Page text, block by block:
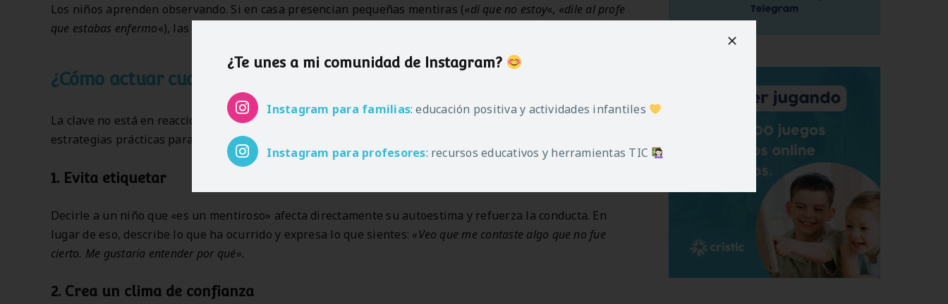
Los niños aprenden observando. Si en casa presencian pequeñas mentiras («di que no estoy«, «dile al profe
que estabas enfermo«), las normalizan como una estrategia social más.
¿Cómo actuar cuando un niño miente?
La clave no está en reaccionar con dureza, sino en responder con conciencia y conexión
estrategias prácticas para acompañarlos:
1. Evita etiquetar
Decirle a un niño que «es un mentiroso» afecta directamente su autoestima y refuerza la conducta. En
lugar de eso, describe lo que ha ocurrido y expresa lo que sientes: «Veo que me contaste algo que no fue
cierto. Me gustaría entender por qué».
2. Crea un clima de confianza
¿Te unes a mi comunidad de Instagram?
Instagram para familias: educación positiva y actividades infantiles
Instagram para profesores: recursos educativos y herramientas TIC